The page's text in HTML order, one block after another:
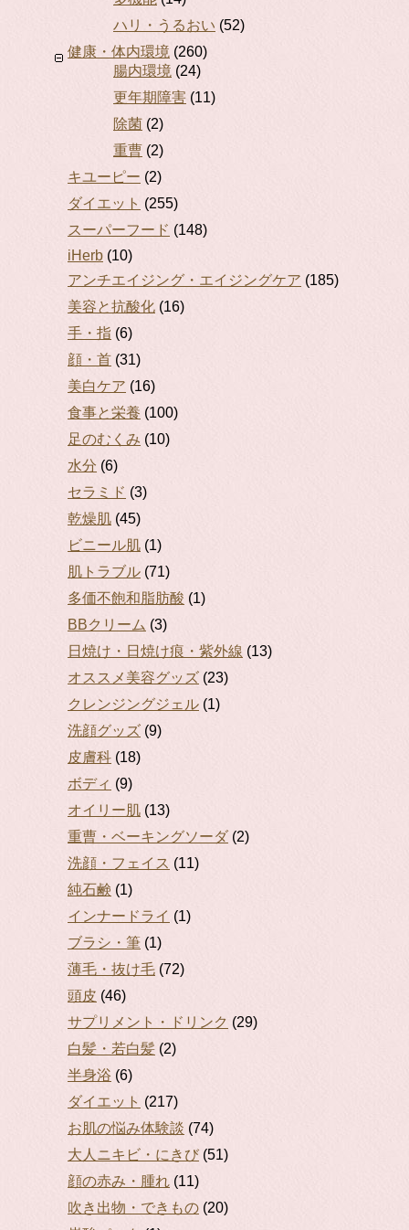
ハリ・うるおい (52)
健康・体内環境 (260)
腸内環境 (24)
更年期障害 (11)
除菌 (2)
重曹 (2)
キユーピー (2)
ダイエット (255)
スーパーフード (148)
iHerb (10)
アンチエイジング・エイジングケア (185)
美容と抗酸化 (16)
手・指 (6)
顔・首 (31)
美白ケア (16)
食事と栄養 (100)
足のむくみ (10)
水分 (6)
セラミド (3)
乾燥肌 (45)
ビニール肌 (1)
肌トラブル (71)
多価不飽和脂肪酸 (1)
BBクリーム (3)
日焼け・日焼け痕・紫外線 (13)
オススメ美容グッズ (23)
クレンジングジェル (1)
洗顔グッズ (9)
皮膚科 (18)
ボディ (9)
オイリー肌 (13)
重曹・ベーキングソーダ (2)
洗顔・フェイス (11)
純石鹸 (1)
インナードライ (1)
ブラシ・筆 (1)
薄毛・抜け毛 (72)
頭皮 (46)
サプリメント・ドリンク (29)
白髪・若白髪 (2)
半身浴 (6)
ダイエット (217)
お肌の悩み体験談 (74)
大人ニキビ・にきび (51)
顔の赤み・腫れ (11)
吹き出物・できもの (20)